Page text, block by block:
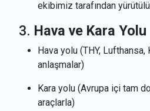
ekibimiz tarafından
3. Hava ve Kara
Hava yolu (THY,
anlaşmalar)
Kara yolu (Avrupa içi tam
araçlarla)